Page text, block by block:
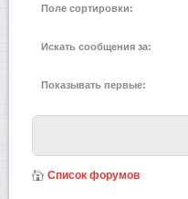
Поле сортировки:
Искать сообщения за:
Показывать первые:
Список форумов